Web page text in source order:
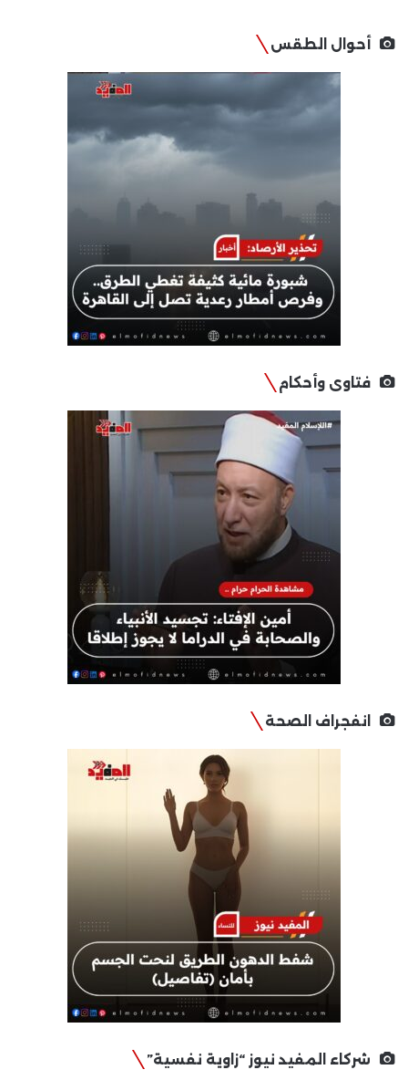
أحوال الطقس
فتاوى وأحكام
انفجراف الصحة
شركاء المفيد نيوز “زاوية نفسية”